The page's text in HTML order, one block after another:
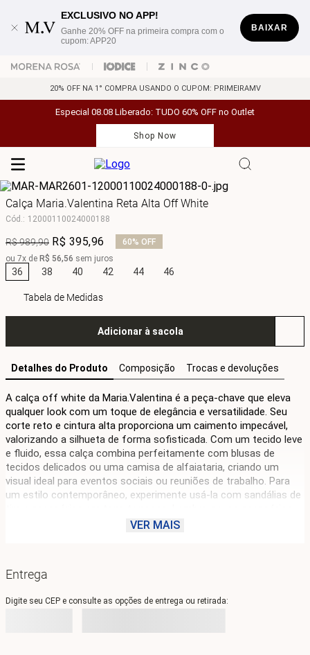
EXCLUSIVO NO APP!
Ganhe 20% OFF na primeira compra com o
cupom: APP20
BAIXAR
20% OFF NA 1° COMPRA USANDO O CUPOM: PRIMEIRAMV
Especial 08.08 Liberado: TUDO 60% OFF no Outlet
Shop Now
Calça Maria.Valentina Reta Alta Off White
Cód.: 12000110024000188
R$989,90 R$ 395,96 60% OFF
ou 7x de R$ 56,56 sem juros
36 38 40 42 44 46
Tabela de Medidas
Adicionar à sacola
Detalhes do Produto Composição Trocas e devoluções
A calça off white da Maria.Valentina é a peça-chave que eleva
qualquer look com um toque de elegância e versatilidade. Seu
corte reto e cintura alta proporciona um caimento impecável,
valorizando a silhueta de forma sofisticada. Com um tecido leve
e fluido, essa calça combina perfeitamente com blusas de
tecidos delicados ou uma camisa de alfaiataria, criando um
visual ideal para eventos sociais ou reuniões de trabalho. Para
um estilo contemporâneo, experimente usá-la com sandálias de
não acompanham o produto, mas são essenciais para expressar
VER MAIS
Entrega
Digite seu CEP e consulte as opções de entrega ou retirada: